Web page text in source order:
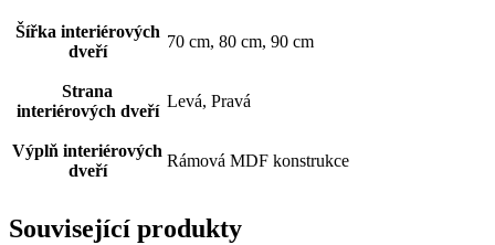
Šířka interiérových
dveří
70 cm, 80 cm, 90 cm
Strana
interiérových dveří
Levá, Pravá
Výplň interiérových
dveří
Rámová MDF konstrukce
Související produkty